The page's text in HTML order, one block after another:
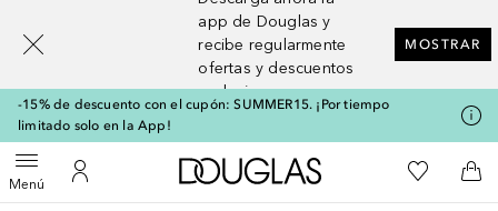
app de Douglas y
recibe regularmente
ofertas y descuentos
exclusivos
MOSTRAR
-15% de descuento con el cupón: SUMMER15. ¡Por tiempo
limitado solo en la App!
MenúAbrir menúMi cuenta
A Douglas HomeMi lista de
A
Regresar
Ejecutar búsqueda
[navigation.slideout.screenreader]